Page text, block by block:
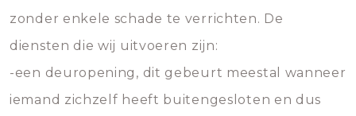
zonder enkele schade te verrichten. De
diensten die wij uitvoeren zijn:
-een deuropening, dit gebeurt meestal wanneer
iemand zichzelf heeft buitengesloten en dus